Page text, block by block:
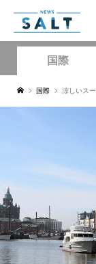
国際
国際 涼しいス